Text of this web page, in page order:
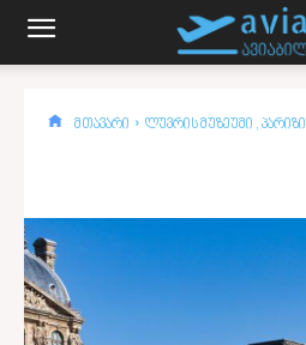
მთავარი ლუვრის მუზეუმი , პარიზი